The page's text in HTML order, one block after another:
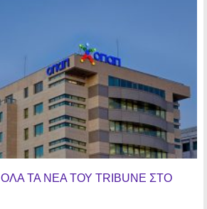
ΟΛΑ ΤΑ ΝΕΑ ΤΟΥ TRIBUNE ΣΤΟ